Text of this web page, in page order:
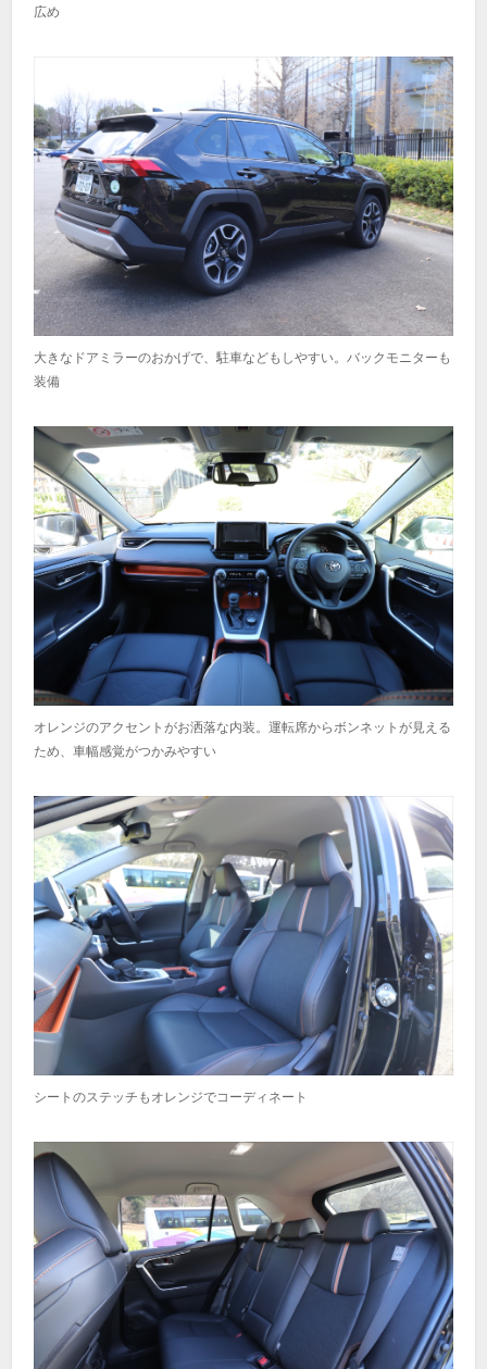
広め
大きなドアミラーのおかげで、駐車などもしやすい。バックモニターも
装備
オレンジのアクセントがお洒落な内装。運転席からボンネットが見える
ため、車幅感覚がつかみやすい
シートのステッチもオレンジでコーディネート